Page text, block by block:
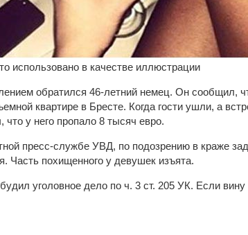
использовано в качестве иллюстрации
обратился 46-летний немец. Он сообщил,
квартире в Бресте. Когда гости ушли, а
что у него пропало 8 тысяч евро.
пресс-службе УВД, по подозрению в краже
Часть похищенного у девушек изъята.
уголовное дело по ч. 3 ст. 205 УК. Если